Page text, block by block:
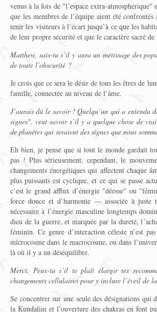
venus à la fois de "l’espace extra-
que les membres de l’équipe aient été
tenir les visiteurs à l’écart jusqu’à ce que les
de leur propre sécurité et que le caractère sacré
Matthew, sais-tu s’il y aura un métissage des
de toute l’obscurité ?
Je crois que ce sera le désir de tous les êtres de
famille, connectée au niveau de l’âme.
J’aurais dû le savoir ! Quelqu’un qui a entendu
signes", veut savoir s’il y a quelque chose de
de planètes qui seraient des signes que nous
Eh bien, je pense que si tout le monde gardait
pas ! Plus sérieusement, cependant, le
changements énergétiques qui affectent chaque
plus puissants est cyclique, et ce qui se passe
c’est le grand afflux d’énergie "déesse" ou
force douce et d’harmonie — associée à
nécessaire à l’énergie masculine longtemps
dieu de la guerre, et marquée par la dureté,
féminin. Ce genre d’interaction céleste n’est
microcosme dans le macrocosme, ou dans
là où il y a un déséquilibre.
Merci. Peux-tu s’il te plaît élargir tes
changements cellulaires pour y inclure l’éveil
Se concentrer sur une seule des désignations
la Kundalini et l’ouverture des chakras en font